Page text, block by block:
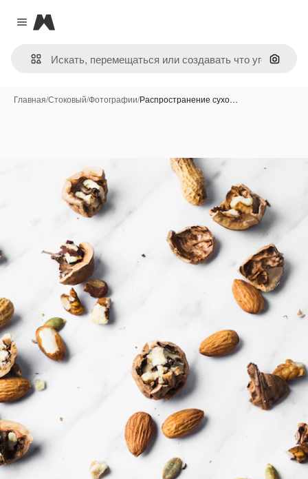
Close menu
Magnific
Поиск
Главная/Стоковый/Фотографии/Распространение сухо…